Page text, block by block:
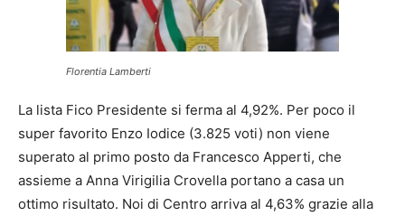
Florentia Lamberti
La lista Fico Presidente si ferma al 4,92%. Per poco il
super favorito Enzo Iodice (3.825 voti) non viene
superato al primo posto da Francesco Apperti, che
assieme a Anna Virigilia Crovella portano a casa un
ottimo risultato. Noi di Centro arriva al 4,63% grazie alla